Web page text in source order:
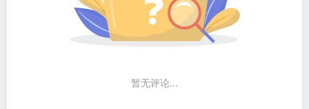
暂无评论...